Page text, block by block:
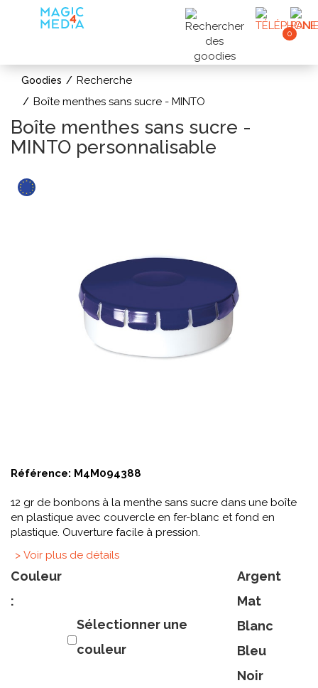
0
Goodies
Recherche
Boîte menthes sans sucre - MINTO
Boîte menthes sans sucre -
MINTO personnalisable
Référence: M4M094388
12 gr de bonbons à la menthe sans sucre dans une boîte
en plastique avec couvercle en fer-blanc et fond en
plastique. Ouverture facile à pression.
> Voir plus de détails
Couleur
:
Sélectionner une
couleur
Argent
Mat
Blanc
Bleu
Noir